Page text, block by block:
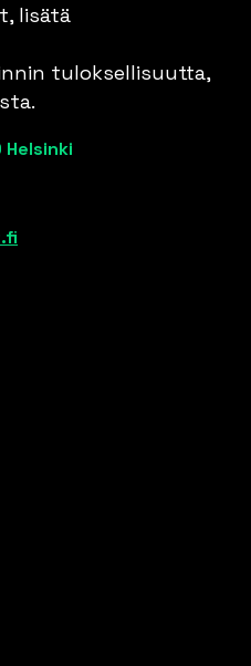
lisätä
tuloksellisuutta,